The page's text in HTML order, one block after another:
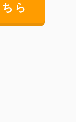
ら